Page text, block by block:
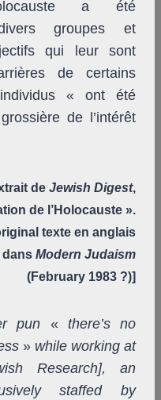
a été
groupes et
qui leur sont
de certains
« ont été
de l’intérêt
de Jewish Digest,
de l’Holocauste ».
texte en anglais
dans Modern Judaism
(February 1983 ?)]
pun « there’s no
» while working at
Research], an
staffed by